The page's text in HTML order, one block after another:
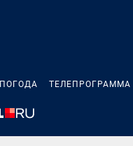
ПОГОДА ТЕЛЕПРОГРАММА